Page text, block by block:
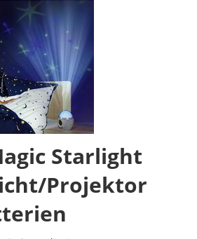
Starlight
Projektor